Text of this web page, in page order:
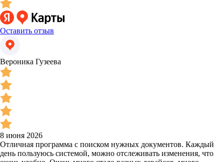
Оставить отзыв
Вероника Гузеева
8 июня 2026
Отличная программа с поиском нужных документов. Каждый
день пользуюсь системой, можно отслеживать изменения, что